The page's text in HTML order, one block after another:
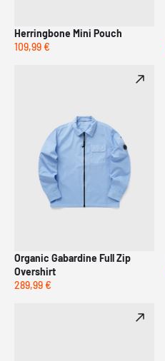
Herringbone Mini Pouch
109,99 €
Organic Gabardine Full Zip
Overshirt
289,99 €